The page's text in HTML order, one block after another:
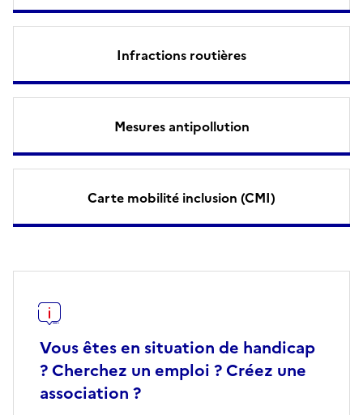
Infractions routières
Mesures antipollution
Carte mobilité inclusion (CMI)
Vous êtes en situation de handicap
? Cherchez un emploi ? Créez une
association ?